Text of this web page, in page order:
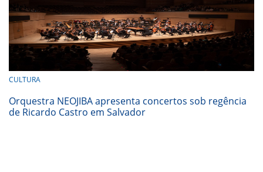
CULTURA
Orquestra NEOJIBA apresenta concertos sob regência
de Ricardo Castro em Salvador